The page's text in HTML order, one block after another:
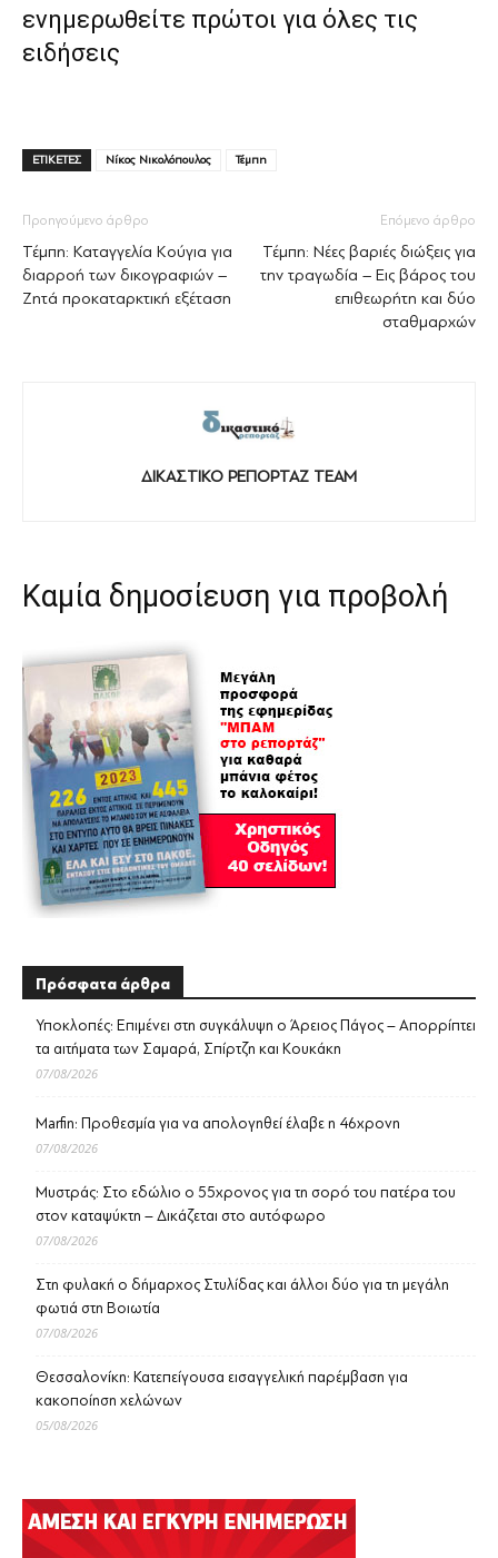
ενημερωθείτε πρώτοι για όλες τις
ειδήσεις
ΕΤΙΚΕΤΕΣ Νίκος Νικολόπουλος Τέμπη
Προηγούμενο άρθρο
Τέμπη: Καταγγελία Κούγια για
διαρροή των δικογραφιών –
Ζητά προκαταρκτική εξέταση
Επόμενο άρθρο
Τέμπη: Νέες βαριές διώξεις για
την τραγωδία – Εις βάρος του
επιθεωρήτη και δύο
σταθμαρχών
ΔΙΚΑΣΤΙΚΟ ΡΕΠΟΡΤΑΖ TEAM
Καμία δημοσίευση για προβολή
Πρόσφατα άρθρα
Υποκλοπές: Επιμένει στη συγκάλυψη ο Άρειος Πάγος – Απορρίπτει
τα αιτήματα των Σαμαρά, Σπίρτζη και Κουκάκη
07/08/2026
Marfin: Προθεσμία για να απολογηθεί έλαβε η 46χρονη
07/08/2026
Μυστράς: Στο εδώλιο ο 55χρονος για τη σορό του πατέρα του
στον καταψύκτη – Δικάζεται στο αυτόφωρο
07/08/2026
Στη φυλακή ο δήμαρχος Στυλίδας και άλλοι δύο για τη μεγάλη
φωτιά στη Βοιωτία
07/08/2026
Θεσσαλονίκη: Κατεπείγουσα εισαγγελική παρέμβαση για
κακοποίηση χελώνων
05/08/2026